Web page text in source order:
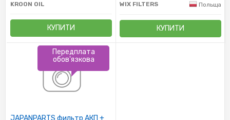
KROON OIL
КУПИТИ
WIX FILTERS
Польща
КУПИТИ
JAPANPARTS фильтр АКП +
Передплата
обов'язкова